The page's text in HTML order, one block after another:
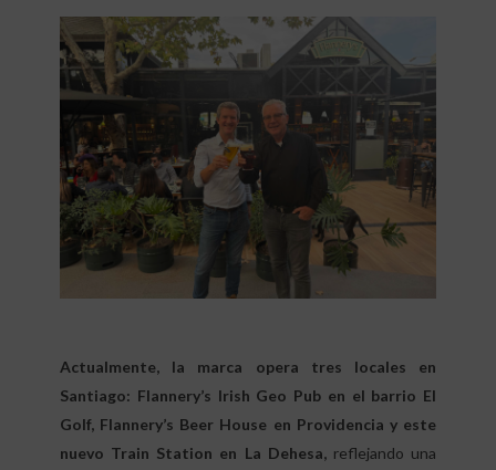
Actualmente, la marca opera tres locales en
Santiago: Flannery’s Irish Geo Pub en el barrio El
Golf, Flannery’s Beer House en Providencia y este
nuevo Train Station en La Dehesa,reflejando una